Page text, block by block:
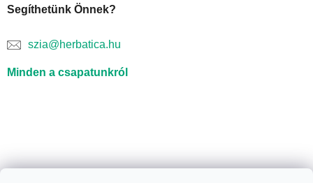
Segíthetünk Önnek?
szia@herbatica.hu
Minden a csapatunkról